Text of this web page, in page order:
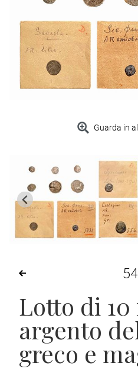
Guarda in
54
Lotto di
argento
greco e